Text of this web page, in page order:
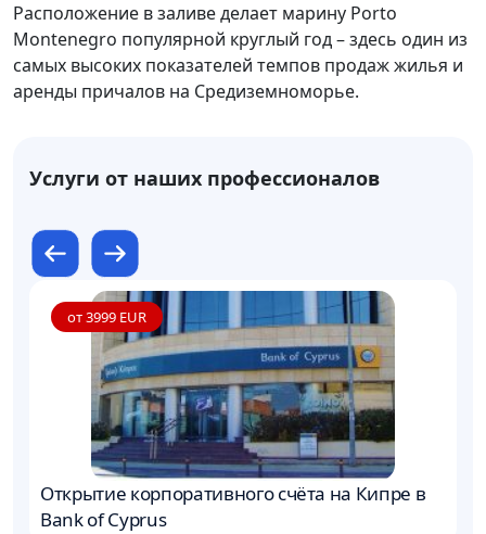
Расположение в заливе делает марину Porto
Montenegro популярной круглый год – здесь один из
самых высоких показателей темпов продаж жилья и
аренды причалов на Средиземноморье.
Услуги от наших профессионалов
от 3999 EUR
Открытие корпоративного счёта на Кипре в
Bank of Cyprus